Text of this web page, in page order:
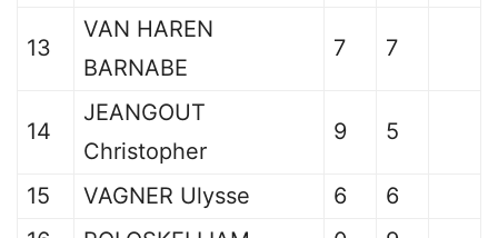
13
VAN HAREN
BARNABE
7 7
14
JEANGOUT
Christopher
9 5
15 VAGNER Ulysse 6
6